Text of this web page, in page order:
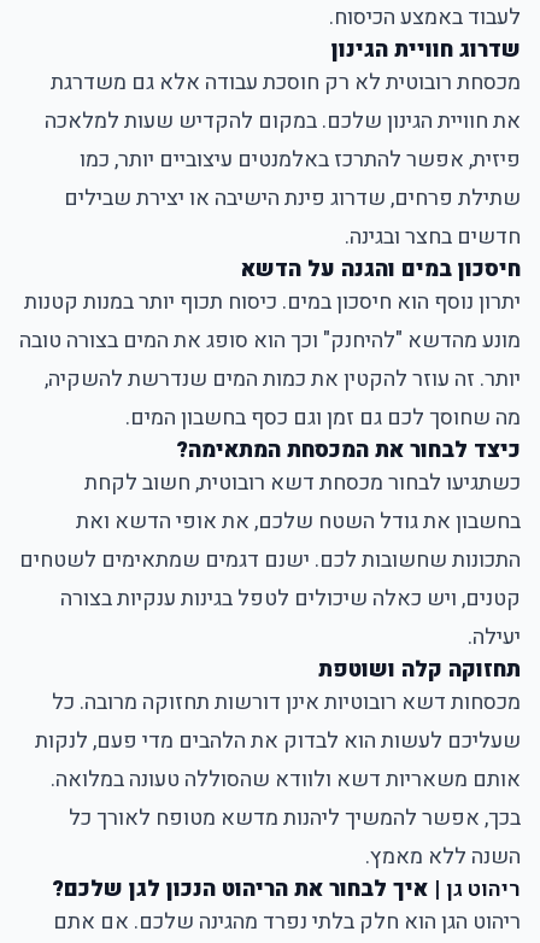
לעבוד באמצע הכיסוח.
שדרוג חוויית הגינון
מכסחת רובוטית לא רק חוסכת עבודה אלא גם משדרגת
את חוויית הגינון שלכם. במקום להקדיש שעות למלאכה
פיזית, אפשר להתרכז באלמנטים עיצוביים יותר, כמו
שתילת פרחים, שדרוג פינת הישיבה או יצירת שבילים
חדשים בחצר ובגינה.
חיסכון במים והגנה על הדשא
יתרון נוסף הוא חיסכון במים. כיסוח תכוף יותר במנות קטנות
מונע מהדשא "להיחנק" וכך הוא סופג את המים בצורה טובה
יותר. זה עוזר להקטין את כמות המים שנדרשת להשקיה,
מה שחוסך לכם גם זמן וגם כסף בחשבון המים.
כיצד לבחור את המכסחת המתאימה?
כשתגיעו לבחור מכסחת דשא רובוטית, חשוב לקחת
בחשבון את גודל השטח שלכם, את אופי הדשא ואת
התכונות שחשובות לכם. ישנם דגמים שמתאימים לשטחים
קטנים, ויש כאלה שיכולים לטפל בגינות ענקיות בצורה
יעילה.
תחזוקה קלה ושוטפת
מכסחות דשא רובוטיות אינן דורשות תחזוקה מרובה. כל
שעליכם לעשות הוא לבדוק את הלהבים מדי פעם, לנקות
אותם משאריות דשא ולוודא שהסוללה טעונה במלואה.
בכך, אפשר להמשיך ליהנות מדשא מטופח לאורך כל
השנה ללא מאמץ.
ריהוט גן | איך לבחור את הריהוט הנכון לגן שלכם?
ריהוט הגן הוא חלק בלתי נפרד מהגינה שלכם. אם אתם